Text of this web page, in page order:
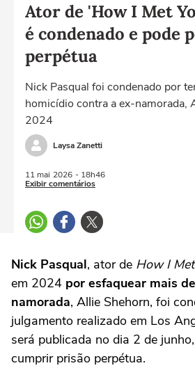
Ator de 'How I Met
é condenado e pode
perpétua
Nick Pasqual foi condenado por
homicídio contra a ex-namorada,
2024
Laysa Zanetti
11 mai 2026 - 18h46
Exibir comentários
Nick Pasqual, ator de How I
em 2024 por esfaquear mais
namorada, Allie Shehorn, foi
julgamento realizado em Los
será publicada no dia 2 de
cumprir prisão perpétua.